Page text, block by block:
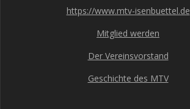
https://www.mtv-isenbuettel.de
Mit­glied werden
Der Ver­eins­vor­stand
Geschich­te des MTV